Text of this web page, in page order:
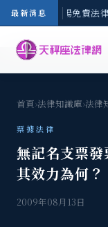
最新消息
區-8/3(一) 現場免費法
首頁›法律知識庫›法律
票據法律
無記名支票發
其效力為何？
2009年08月13日